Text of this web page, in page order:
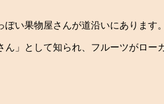
い果物屋さんが道沿いにあります。
」として知られ、フルーツがロー